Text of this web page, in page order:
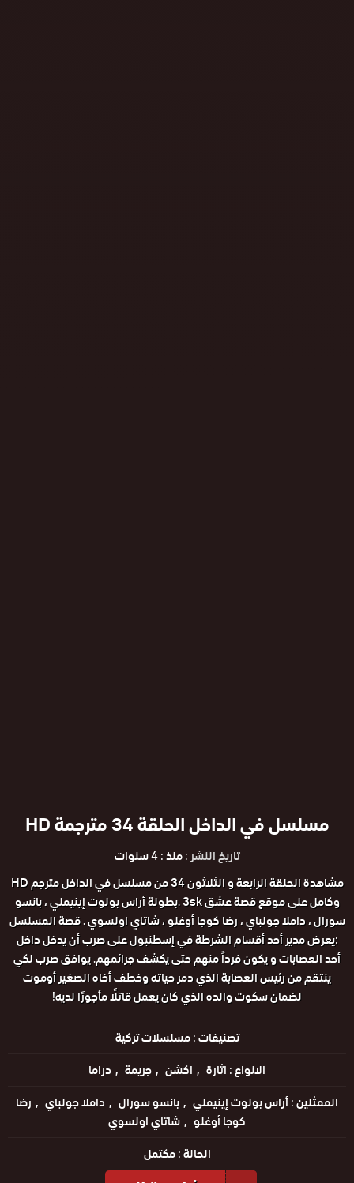
مسلسل في الداخل الحلقة 34 مترجمة HD
تاريخ النشر :منذ : 4 سنوات
مشاهدة الحلقة الرابعة و الثلاثون 34 من مسلسل في الداخل مترجم HD
وكامل على موقع قصة عشق 3sk .بطولة أراس بولوت إينيملي ، بانسو
سورال ، داملا جولباي ، رضا كوجا أوغلو ، شاتاي اولسوي . قصة المسلسل
:يعرض مدير أحد أقسام الشرطة في إسطنبول على صرب أن يدخل داخل
أحد العصابات و يكون فرداً منهم حتى يكشف جرائمهم. يوافق صرب لكي
ينتقم من رئيس العصابة الذي دمر حياته وخطف أخاه الصغير أوموت
لضمان سكوت والده الذي كان يعمل قاتلًا مأجورًا لديه!
تصنيفات :مسلسلات تركية
الانواع :اثارة اكشن جريمة
دراما
الممثلين :أراس بولوت إينيملي بانسو سورال داملا جولباي
رضا
كوجا أوغلو
شاتاي اولسوي
الحالة :مكتمل